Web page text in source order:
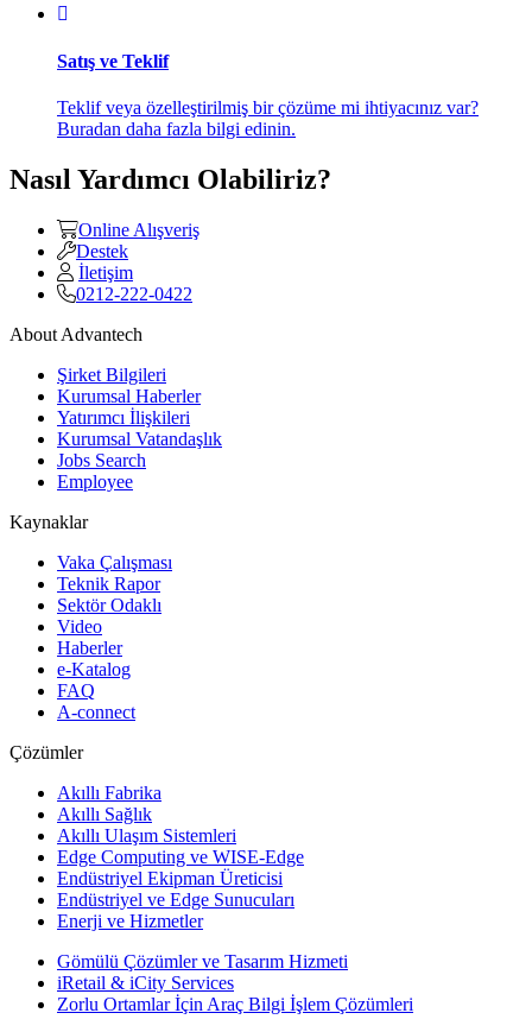
Satış ve Teklif
Teklif veya özelleştirilmiş bir çözüme mi ihtiyacınız var?
Buradan daha fazla bilgi edinin.
Nasıl Yardımcı Olabiliriz?
Online Alışveriş
Destek
İletişim
0212-222-0422
About Advantech
Şirket Bilgileri
Kurumsal Haberler
Yatırımcı İlişkileri
Kurumsal Vatandaşlık
Jobs Search
Employee
Kaynaklar
Vaka Çalışması
Teknik Rapor
Sektör Odaklı
Video
Haberler
e-Katalog
FAQ
A-connect
Çözümler
Akıllı Fabrika
Akıllı Sağlık
Akıllı Ulaşım Sistemleri
Edge Computing ve WISE-Edge
Endüstriyel Ekipman Üreticisi
Endüstriyel ve Edge Sunucuları
Enerji ve Hizmetler
Gömülü Çözümler ve Tasarım Hizmeti
iRetail & iCity Services
Zorlu Ortamlar İçin Araç Bilgi İşlem Çözümleri